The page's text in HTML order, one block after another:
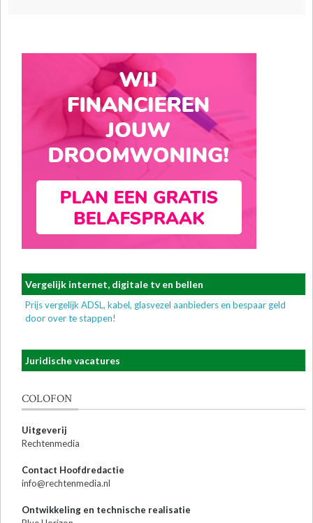
Vergelijk internet, digitale tv en bellen
Prijs vergelijk ADSL, kabel, glasvezel aanbieders en bespaar geld
door over te stappen!
Juridische vacatures
COLOFON
Uitgeverij
Rechtenmedia
Contact Hoofdredactie
info@rechtenmedia.nl
Ontwikkeling en technische realisatie